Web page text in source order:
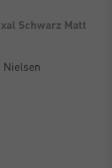
Schwarz Matt